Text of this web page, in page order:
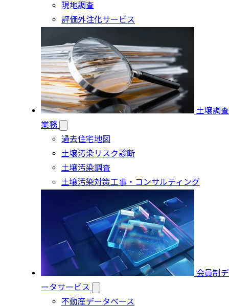
現地調査
評価外注化サービス
土壌調査
業務
過去住宅地図
土壌汚染リスク診断
土壌汚染調査
土壌汚染対策工事・コンサルティング
会員制デ
ータサービス
不動産データベース